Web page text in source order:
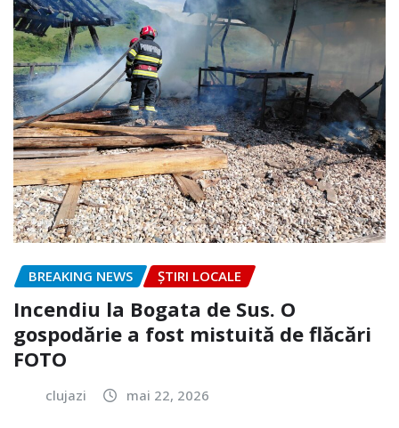
BREAKING NEWS ȘTIRI LOCALE
Incendiu la Bogata de Sus. O
gospodărie a fost mistuită de flăcări
FOTO
clujazi mai 22, 2026